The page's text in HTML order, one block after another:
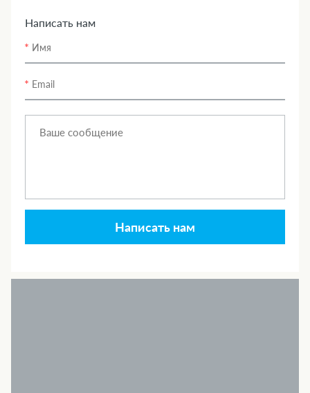
Написать нам
Написать нам